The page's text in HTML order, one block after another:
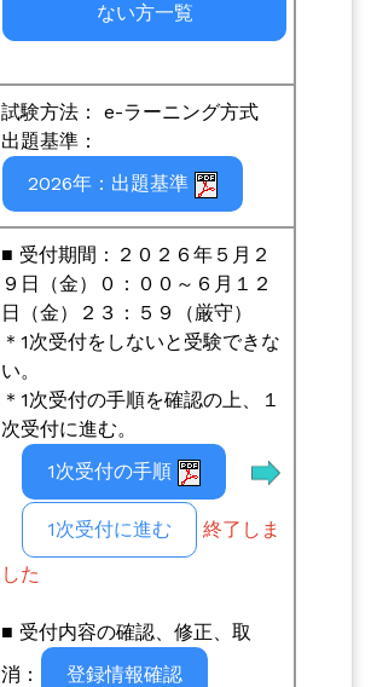
ない方一覧
試験方法： e-ラーニング方式
出題基準：
2026年：出題基準
■ 受付期間：２０２６年５月２
９日（金）０：００～６月１２
日（金）２３：５９（厳守）
＊1次受付をしないと受験できな
い。
＊1次受付の手順を確認の上、１
次受付に進む。
1次受付の手順
1次受付に進む
終了しま
した
■ 受付内容の確認、修正、取
消：
登録情報確認